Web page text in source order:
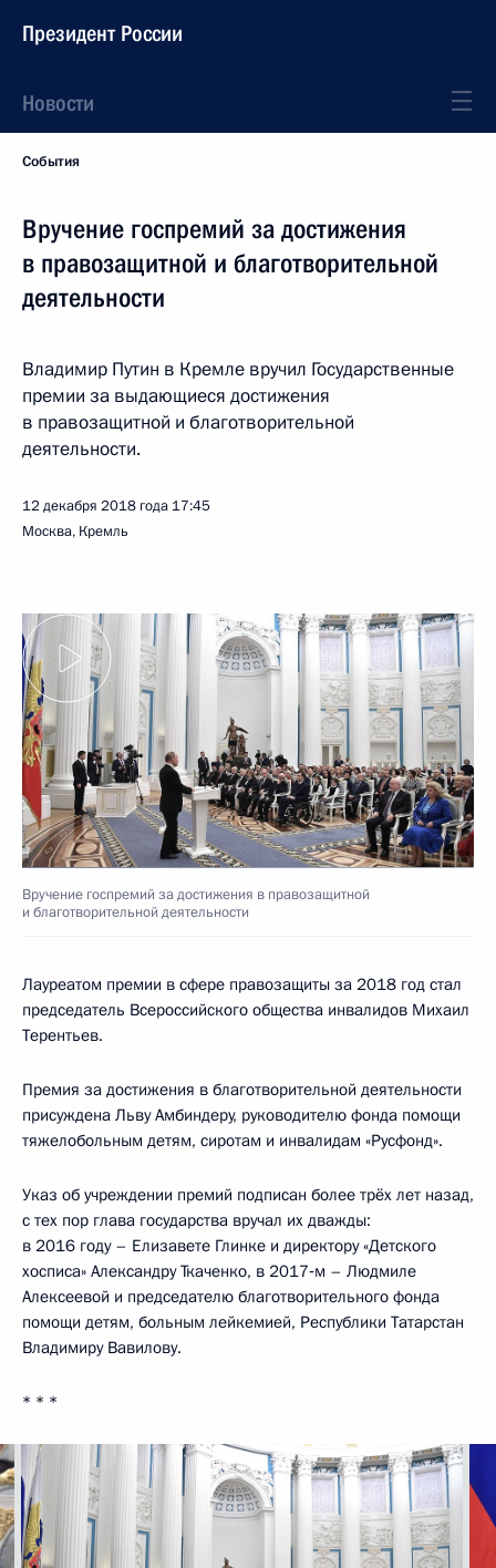
Президент России
Новости
События
Вручение госпремий за достижения
в правозащитной и благотворительной
деятельности
Владимир Путин в Кремле вручил Государственные
премии за выдающиеся достижения
в правозащитной и благотворительной
деятельности.
12 декабря 2018 года 17:45
Москва, Кремль
Вручение госпремий за достижения в правозащитной
и благотворительной деятельности
Лауреатом премии в сфере правозащиты за 2018 год стал
председатель Всероссийского общества инвалидов Михаил
Терентьев.
Премия за достижения в благотворительной деятельности
присуждена Льву Амбиндеру, руководителю фонда помощи
тяжелобольным детям, сиротам и инвалидам «Русфонд».
Указ об учреждении премий подписан более трёх лет назад,
с тех пор глава государства вручал их дважды:
в 2016 году – Елизавете Глинке и директору «Детского
хосписа» Александру Ткаченко, в 2017‑м – Людмиле
Алексеевой и председателю благотворительного фонда
помощи детям, больным лейкемией, Республики Татарстан
Владимиру Вавилову.
* * *